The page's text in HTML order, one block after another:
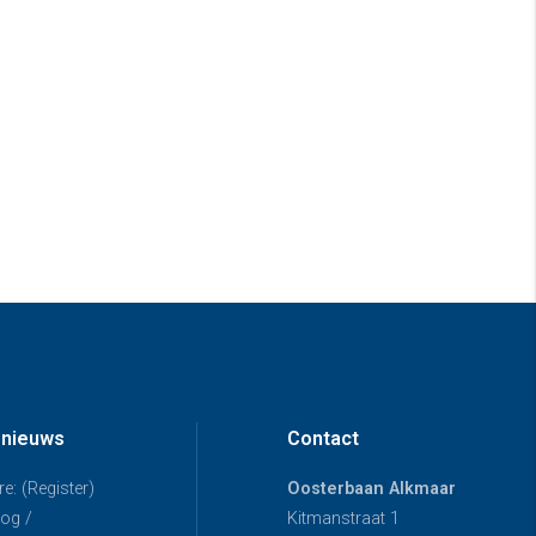
(Register)
/
Contact
Oosterbaan Alkmaar
Kitmanstraat 1